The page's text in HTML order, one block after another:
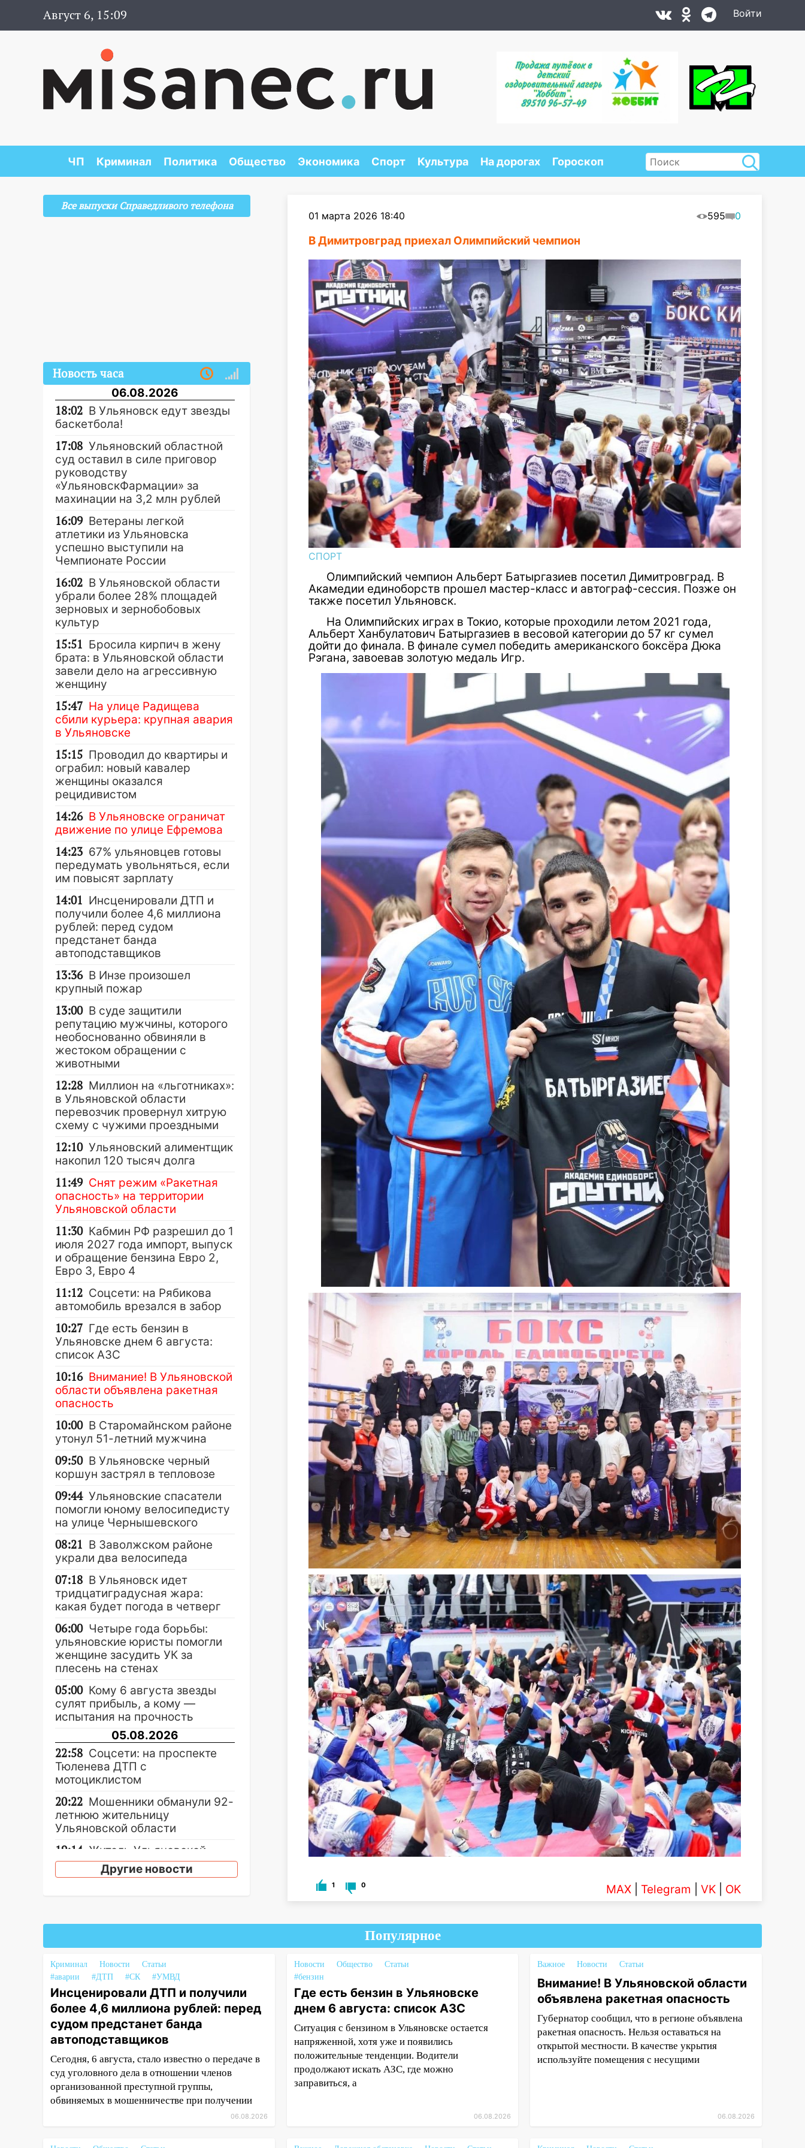
Август 6, 15:09 Войти
ЧП Криминал Политика Общество Экономика Спорт Культура На дорогах Гороскоп
01 марта 2026 18:40 595 0
В Димитровград приехал Олимпийский чемпион
СПОРТ
Олимпийский чемпион Альберт Батыргазиев посетил Димитровград. В
Акамедии единоборств прошел мастер-класс и автограф-сессия. Позже он
также посетил Ульяновск.
На Олимпийских играх в Токио, которые проходили летом 2021 года,
Альберт Ханбулатович Батыргазиев в весовой категории до 57 кг сумел
дойти до финала. В финале сумел победить американского боксёра Дюка
Рэгана, завоевав золотую медаль Игр.
1 0 MAX Telegram VK OK
Все выпуски Справедливого телефона
Новость часа
06.08.2026
18:02 В Ульяновск едут звезды
баскетбола!
17:08 Ульяновский областной
суд оставил в силе приговор
руководству
«УльяновскФармации» за
махинации на 3,2 млн рублей
16:09 Ветераны легкой
атлетики из Ульяновска
успешно выступили на
Чемпионате России
16:02 В Ульяновской области
убрали более 28% площадей
зерновых и зернобобовых
культур
15:51 Бросила кирпич в жену
брата: в Ульяновской области
завели дело на агрессивную
женщину
15:47 На улице Радищева
сбили курьера: крупная авария
в Ульяновске
15:15 Проводил до квартиры и
ограбил: новый кавалер
женщины оказался
рецидивистом
14:26 В Ульяновске ограничат
движение по улице Ефремова
14:23 67% ульяновцев готовы
передумать увольняться, если
им повысят зарплату
14:01 Инсценировали ДТП и
получили более 4,6 миллиона
рублей: перед судом
предстанет банда
автоподставщиков
13:36 В Инзе произошел
крупный пожар
13:00 В суде защитили
репутацию мужчины, которого
необоснованно обвиняли в
жестоком обращении с
животными
12:28 Миллион на «льготниках»:
в Ульяновской области
перевозчик провернул хитрую
схему с чужими проездными
12:10 Ульяновский алиментщик
накопил 120 тысяч долга
11:49 Снят режим «Ракетная
опасность» на территории
Ульяновской области
11:30 Кабмин РФ разрешил до 1
июля 2027 года импорт, выпуск
и обращение бензина Евро 2,
Евро 3, Евро 4
11:12 Соцсети: на Рябикова
автомобиль врезался в забор
10:27 Где есть бензин в
Ульяновске днем 6 августа:
список АЗС
10:16 Внимание! В Ульяновской
области объявлена ракетная
опасность
10:00 В Старомайнском районе
утонул 51-летний мужчина
09:50 В Ульяновске черный
коршун застрял в тепловозе
09:44 Ульяновские спасатели
помогли юному велосипедисту
на улице Чернышевского
08:21 В Заволжском районе
украли два велосипеда
07:18 В Ульяновск идет
тридцатиградусная жара:
какая будет погода в четверг
06:00 Четыре года борьбы:
ульяновские юристы помогли
женщине засудить УК за
плесень на стенах
05:00 Кому 6 августа звезды
сулят прибыль, а кому —
испытания на прочность
05.08.2026
22:58 Соцсети: на проспекте
Тюленева ДТП с
мотоциклистом
20:22 Мошенники обманули 92-
летнюю жительницу
Ульяновской области
19:14 Житель Ульяновской
области подвез троих
незнакомцев на трассе и
августа в Ульяновской области
18:00 Мотофристайл, рок и
силовой экстрим: в Ульяновске
пройдет большой фестиваль
«Наше время»
17:30 Где есть бензин в
Ульяновске 5 августа после
рабочего дня: список АЗС
17:05
«Обыск» по видеосвязи: в
Ульяновске задержали 19-
летнюю сообщницу
мошенников
Едва не перерезал горло:
Другие новости
Популярное
Криминал Новости
Статьи
#аварии
#ДТП #СК #УМВД
Инсценировали ДТП и получили
более 4,6 миллиона рублей: перед
судом предстанет банда
автоподставщиков
Сегодня, 6 августа, стало известно о передаче в
суд уголовного дела в отношении членов
организованной преступной группы,
обвиняемых в мошенничестве при получении
06.08.2026
Новости Общество
Статьи
#бензин
Где есть бензин в Ульяновске
днем 6 августа: список АЗС
Ситуация с бензином в Ульяновске остается
напряженной, хотя уже и появились
положительные тенденции. Водители
продолжают искать АЗС, где можно
заправиться, а
06.08.2026
Важное Новости Статьи
Внимание! В Ульяновской области
объявлена ракетная опасность
Губернатор сообщил, что в регионе объявлена
ракетная опасность. Нельзя оставаться на
открытой местности. В качестве укрытия
используйте помещения с несущими
06.08.2026